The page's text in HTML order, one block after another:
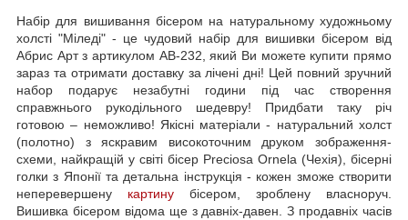
Набір для вишивання бісером на натуральному художньому
холсті "Міледі" - це чудовий набір для вишивки бісером від
Абрис Арт з артикулом AB-232, який Ви можете купити прямо
зараз та отримати доставку за лічені дні! Цей повний зручний
набор подарує незабутні години під час створення
справжнього рукодільного шедевру! Придбати таку річ
готовою – неможливо! Якісні матеріали - натуральний холст
(полотно) з яскравим високоточним друком зображення-
схеми, найкращій у світі бісер Preciosa Ornela (Чехія), бісерні
голки з Японії та детальна інструкція - кожен зможе створити
неперевершену картину бісером, зроблену власноруч.
Вишивка бісером відома ще з давніх-давен. З продавніх часів